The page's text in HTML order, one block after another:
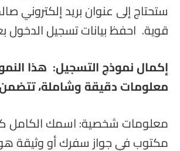
ستحتاج إلى عنوان بريد إلكتروني
قوية. احفظ بيانات تسجيل الدخول
إكمال نموذج التسجيل: هذا
معلومات دقيقة وشاملة،
مكتوب في جواز سفرك أو وثيقة